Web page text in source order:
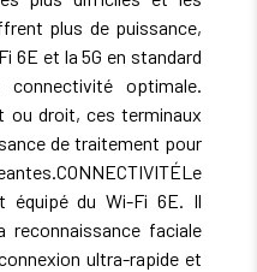
plus de puissance,
6E et la 5G en standard
optimale.
ou droit, ces terminaux
de traitement pour
équipé du Wi-Fi 6E. Il
faciale
ultra-rapide et